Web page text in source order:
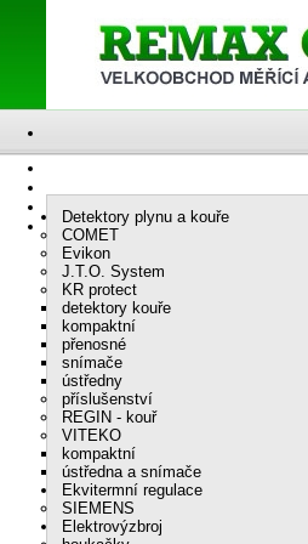
Detektory plynu a kouře
COMET
Evikon
J.T.O. System
KR protect
detektory kouře
kompaktní
přenosné
snímače
ústředny
příslušenství
REGIN - kouř
VITEKO
kompaktní
ústředna a snímače
Ekvitermní regulace
SIEMENS
Elektrovýzbroj